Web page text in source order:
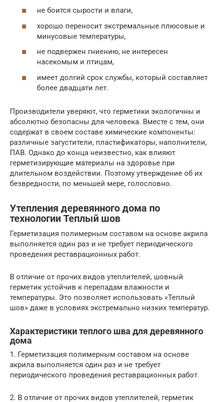
не боится сырости и влаги,
хорошо переносит экстремальные плюсовые и
минусовые температуры,
не подвержен гниению, не интересен
насекомым и птицам,
имеет долгий срок службы, который составляет
более двадцати лет.
Производители уверяют, что герметики экологичны и
абсолютно безопасны для человека. Вместе с тем, они
содержат в своем составе химические компоненты:
различные загустители, пластификаторы, наполнители,
ПАВ. Однако до конца неизвестно, как влияют
герметизирующие материалы на здоровье при
длительном воздействии. Поэтому утверждение об их
безвредности, по меньшей мере, голословно.
Утепления деревянного дома по
технологии Теплый шов
Герметизация полимерным составом на основе акрила
выполняется один раз и не требует периодического
проведения реставрационных работ.
В отличие от прочих видов утеплителей, шовный
герметик устойчив к перепадам влажности и
температуры. Это позволяет использовать «Теплый
шов» даже в условиях экстремально низких температур.
Характеристики теплого шва для деревянного
дома
1. Герметизация полимерным составом на основе
акрила выполняется один раз и не требует
периодического проведения реставрационных работ.
2. В отличие от прочих видов утеплителей, герметик